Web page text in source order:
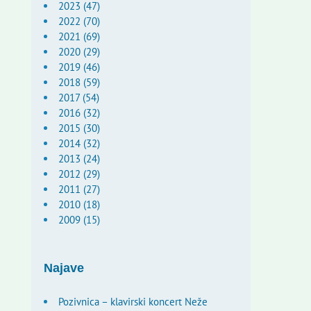
2023 (47)
2022 (70)
2021 (69)
2020 (29)
2019 (46)
2018 (59)
2017 (54)
2016 (32)
2015 (30)
2014 (32)
2013 (24)
2012 (29)
2011 (27)
2010 (18)
2009 (15)
Najave
Pozivnica – klavirski koncert Neže